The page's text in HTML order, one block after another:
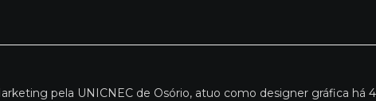
pela UNICNEC de Osório, atuo como designer gráfica há